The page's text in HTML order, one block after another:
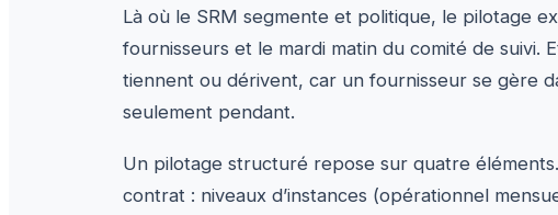
Là où le SRM segmente et politique, le pilotage
fournisseurs et le mardi matin du comité de suivi.
tiennent ou dérivent, car un fournisseur se gère
seulement pendant.
Un pilotage structuré repose sur quatre
contrat : niveaux d’instances (opérationnel